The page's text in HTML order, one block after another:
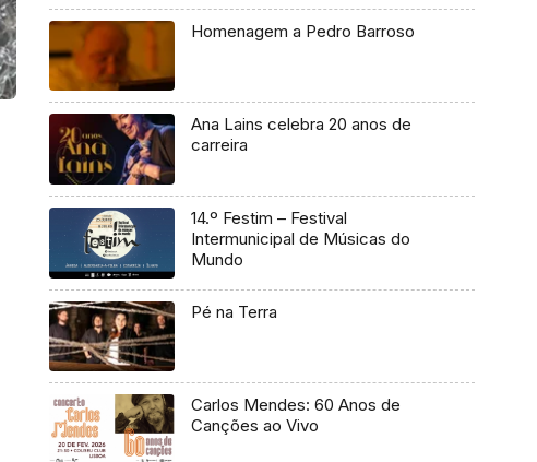
Homenagem a Pedro Barroso
Ana Lains celebra 20 anos de
carreira
14.º Festim – Festival
Intermunicipal de Músicas do
Mundo
Pé na Terra
Carlos Mendes: 60 Anos de
Canções ao Vivo